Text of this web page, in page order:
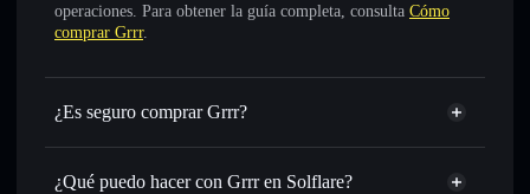
operaciones. Para obtener la guía completa, consulta Cómo
comprar Grrr.
¿Es seguro comprar Grrr?
Grrr token verificado
¿Qué puedo hacer con Grrr en Solflare?